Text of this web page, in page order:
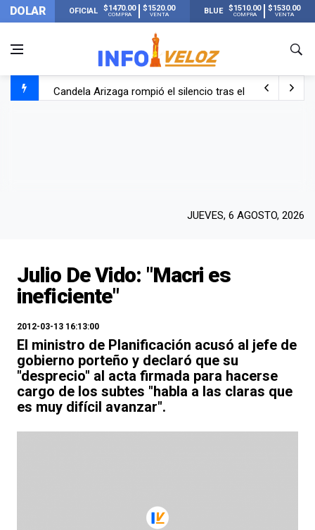
DOLAR OFICIAL $1470.00
COMPRA
$1520.00
VENTA BLUE $1510.00
COMPRA
$1530.00
VENTA
Candela Arizaga rompió el silencio tras el incidente con
JUEVES, 6 AGOSTO, 2026
Julio De Vido: "Macri es
ineficiente"
2012-03-13 16:13:00
El ministro de Planificación acusó al jefe de
gobierno porteño y declaró que su
"desprecio" al acta firmada para hacerse
cargo de los subtes "habla a las claras que
es muy difícil avanzar".